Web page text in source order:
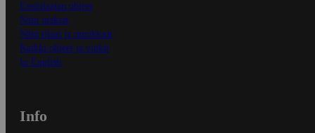
Ensitilaajan ohjeet
Näin maksat
Näin tilaat ja muokkaat
Kaikki ohjeet ja vinkit
In English
Info